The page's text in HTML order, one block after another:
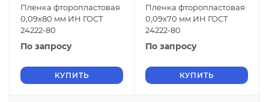
Пленка фторопластовая
0,09х80 мм ИН ГОСТ
24222-80
По запросу
КУПИТЬ
Пленка фторопластовая
0,09х70 мм ИН ГОСТ
24222-80
По запросу
КУПИТЬ